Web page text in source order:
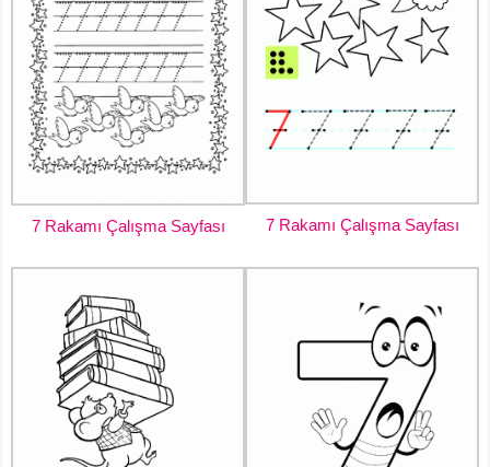
7 Rakamı Çalışma Sayfası 7 Rakamı Çalışma Sayfası